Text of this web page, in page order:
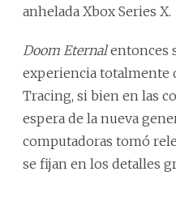
anhelada Xbox Series X.
Doom Eternalentonces
experiencia totalmente
Tracing, si bien en las
espera de la nueva
computadoras tomó
se fijan en los detalles